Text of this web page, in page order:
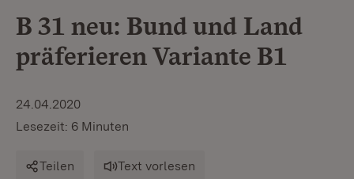
B 31 neu: Bund und Land
präferieren Variante B1
24.04.2020
Lesezeit: 6 Minuten
Teilen Text vorlesen